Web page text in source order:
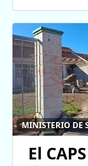
MINISTERIO DE
El